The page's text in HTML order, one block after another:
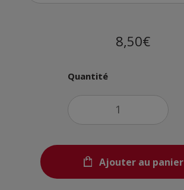
8,50€
Quantité
Ajouter au panier